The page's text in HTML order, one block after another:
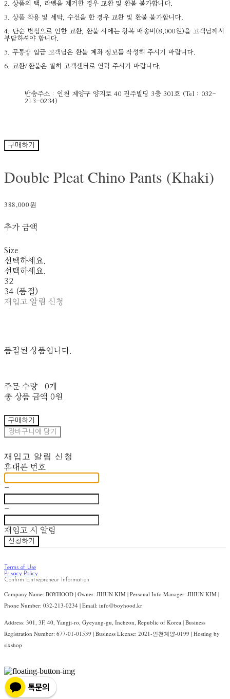
2. 상품의 택, 라벨을 제거한 경우 교환 및 환불 불가합니다.
3. 상품 착용 및 세탁, 수선을 한 경우 교환 및 환불 불가합니다.
4. 단순 변심으로 인한 교환, 환불 시에는 왕복 배송비(8,000원)을 고객님께서
부담하셔야 합니다.
5. 무통장 입금 고객님은 환불 계좌 정보를 작성해 주시기 바랍니다.
6. 교환/환불은 필히 고객센터로 연락 주시기 바랍니다.
반송주소 : 인천 계양구 양지로 40 진주빌딩 3층 301호 (Tel : 032-
213-0234)
구매하기
Double Pleat Chino Pants (Khaki)
388,000원
추가 금액
Size
선택하세요.
선택하세요.
32
34 (품절)
재입고 알림 신청
품절된 상품입니다.
주문 수량
0개
총 상품 금액 0원
구매하기
장바구니에 담기
재입고 알림 신청
휴대폰 번호
-
-
재입고 시 알림
신청하기
Terms of Use
Privacy Policy
Confirm Entrepreneur Information
Company Name: BOYHOOD | Owner: JIHUN KIM | Personal Info Manager: JIHUN KIM |
Phone Number: 032-213-0234 | Email: info@boyhood.kr
Address: 301, 3F, 40, Yangji-ro, Gyeyang-gu, Incheon, Republic of Korea | Business
Registration Number: 677-01-01539 | Business License: 2021-인천계양-0199 | Hosting by
sixshop